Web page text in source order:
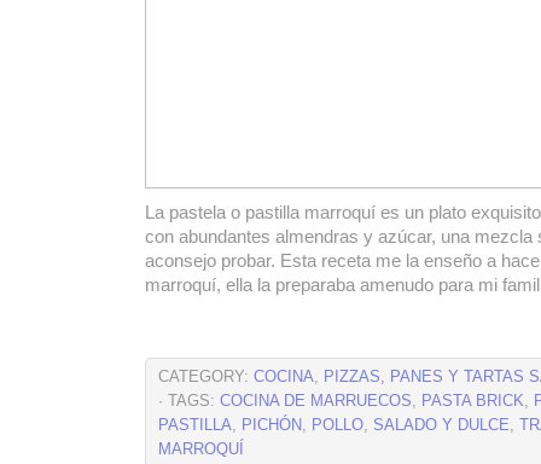
La pastela o pastilla marroquí es un plato
con abundantes almendras y azúcar, una mezcla
aconsejo probar. Esta receta me la enseño a
marroquí, ella la preparaba amenudo para mi
CATEGORY: COCINA, PIZZAS, PANES Y TARTAS
· TAGS: COCINA DE MARRUECOS, PASTA BRICK,
PASTILLA, PICHÓN, POLLO, SALADO Y DULCE,
MARROQUÍ